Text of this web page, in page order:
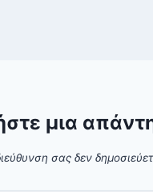
μια
σας δεν